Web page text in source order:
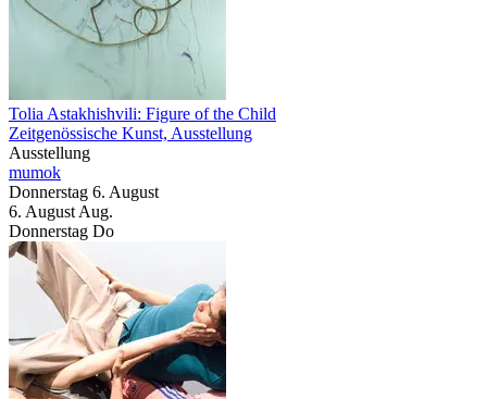
Tolia Astakhishvili: Figure of the Child
Zeitgenössische Kunst, Ausstellung
Ausstellung
mumok
Donnerstag 6. August
6. August Aug.
Donnerstag Do